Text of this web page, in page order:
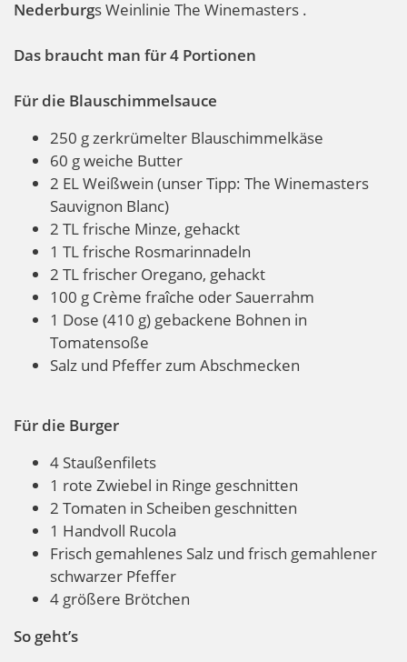
Nederburgs Weinlinie The Winemasters .
Das braucht man für 4 Portionen
Für die Blauschimmelsauce
250 g zerkrümelter Blauschimmelkäse
60 g weiche Butter
2 EL Weißwein (unser Tipp: The Winemasters
Sauvignon Blanc)
2 TL frische Minze, gehackt
1 TL frische Rosmarinnadeln
2 TL frischer Oregano, gehackt
100 g Crème fraîche oder Sauerrahm
1 Dose (410 g) gebackene Bohnen in
Tomatensoße
Salz und Pfeffer zum Abschmecken
Für die Burger
4 Staußenfilets
1 rote Zwiebel in Ringe geschnitten
2 Tomaten in Scheiben geschnitten
1 Handvoll Rucola
Frisch gemahlenes Salz und frisch gemahlener
schwarzer Pfeffer
4 größere Brötchen
So geht’s